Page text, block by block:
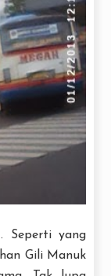
Seperti yang
Gili Manuk